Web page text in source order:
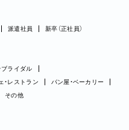
派遣社員 新卒（正社員）
ブライダル
・レストラン
パン屋・ベーカリー
その他